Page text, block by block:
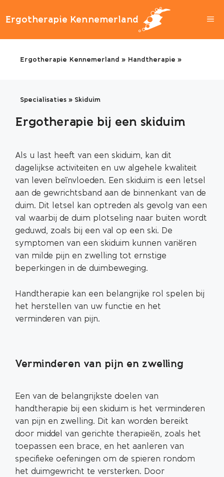
naar
Ergotherapie Kennemerland
Ergotherapie Kennemerland » Handtherapie »
Specialisaties » Skiduim
Ergotherapie bij een skiduim
Als u last heeft van een skiduim, kan dit
dagelijkse activiteiten en uw algehele kwaliteit
van leven beïnvloeden. Een skiduim is een letsel
aan de gewrichtsband aan de binnenkant van de
duim. Dit letsel kan optreden als gevolg van een
val waarbij de duim plotseling naar buiten wordt
geduwd, zoals bij een val op een ski. De
symptomen van een skiduim kunnen variëren
van milde pijn en zwelling tot ernstige
beperkingen in de duimbeweging.
Handtherapie kan een belangrijke rol spelen bij
het herstellen van uw functie en het
verminderen van pijn.
Verminderen van pijn en zwelling
Een van de belangrijkste doelen van
handtherapie bij een skiduim is het verminderen
van pijn en zwelling. Dit kan worden bereikt
door middel van gerichte therapieën, zoals het
toepassen een brace, en het aanleren van
specifieke oefeningen om de spieren rondom
het duimgewricht te versterken. Door